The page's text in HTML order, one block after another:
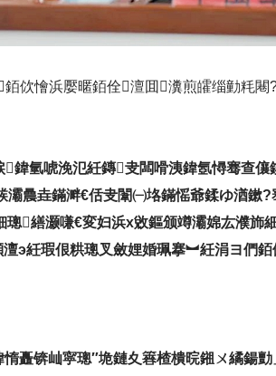
銆佽懀浜嬮暱銆佺澶囬瀵煎皬缁勭粍闀
鍏氫唬浼氾紝鏄叏闆嗗洟鍏氬憳骞查
曟垚鏋溿€佸叏闈㈠垎鏋愮爺鍒ゆ湭鏉
繕灏嗛€変妇浜х敓鏂颁竴灞婂厷濮斾
э紝瑕佷粠璁叉斂娌婚珮搴︼紝涓ヨ們
矗锛屾寜璁″垝鏈夊簭楂樻晥鎺ㄨ繘鍚